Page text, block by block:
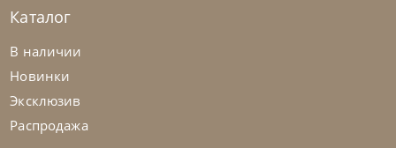
Bontempi
Столик журнальный Manhattan
Каталог
В наличии
Новинки
Эксклюзив
Распродажа